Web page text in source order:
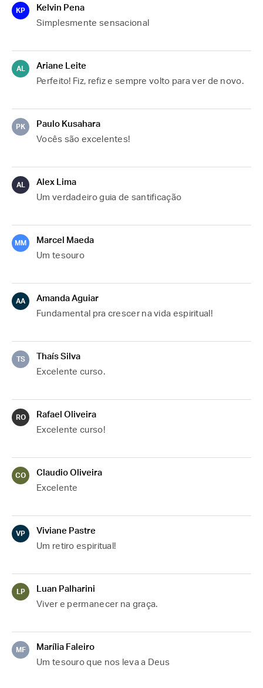
KP
Kelvin Pena
Simplesmente sensacional
AL
Ariane Leite
Perfeito! Fiz, refiz e sempre volto para ver de novo.
PK
Paulo Kusahara
Vocês são excelentes!
AL
Alex Lima
Um verdadeiro guia de santificação
MM
Marcel Maeda
Um tesouro
AA
Amanda Aguiar
Fundamental pra crescer na vida espiritual!
TS
Thaís Silva
Excelente curso.
RO
Rafael Oliveira
Excelente curso!
CO
Claudio Oliveira
Excelente
VP
Viviane Pastre
Um retiro espiritual!
LP
Luan Palharini
Viver e permanecer na graça.
MF
Marília Faleiro
Um tesouro que nos leva a Deus